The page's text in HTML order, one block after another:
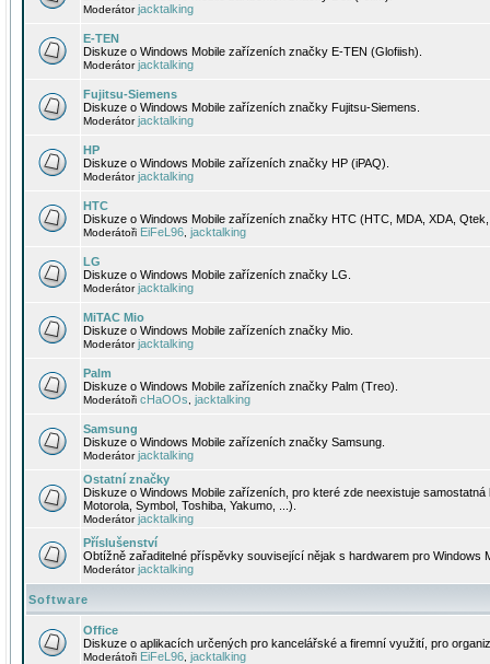
Moderátorjacktalking
E-TEN
Diskuze o Windows Mobile zařízeních značky E-TEN (Glofiish).
Moderátorjacktalking
Fujitsu-Siemens
Diskuze o Windows Mobile zařízeních značky Fujitsu-Siemens.
Moderátorjacktalking
HP
Diskuze o Windows Mobile zařízeních značky HP (iPAQ).
Moderátorjacktalking
HTC
Diskuze o Windows Mobile zařízeních značky HTC (HTC, MDA, XDA,
Moderátoři EiFeL96 jacktalking
LG
Diskuze o Windows Mobile zařízeních značky LG.
Moderátorjacktalking
MiTAC Mio
Diskuze o Windows Mobile zařízeních značky Mio.
Moderátorjacktalking
Palm
Diskuze o Windows Mobile zařízeních značky Palm (Treo).
Moderátoři cHaOOs jacktalking
Samsung
Diskuze o Windows Mobile zařízeních značky Samsung.
Moderátorjacktalking
Ostatní značky
Diskuze o Windows Mobile zařízeních, pro které zde neexistuje
Motorola, Symbol, Toshiba, Yakumo, ...).
Moderátorjacktalking
Příslušenství
Obtížně zařaditelné příspěvky související nějak s hardwarem pro Windows
Moderátorjacktalking
Software
Office
Diskuze o aplikacích určených pro kancelářské a firemní využití, pro
Moderátoři EiFeL96 jacktalking